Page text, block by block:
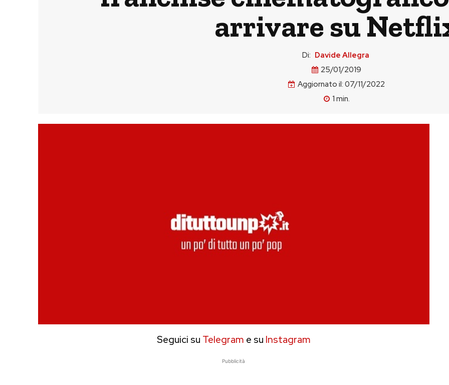
arrivare su
Di: Davide Allegra
25/01/2019
Aggiornato il: 07/11/2022
1 min.
Seguici su Telegram e su Instagram
Pubblicità